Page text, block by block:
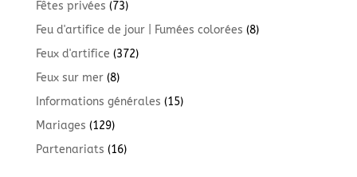
Fêtes privées (73)
Feu d'artifice de jour | Fumées colorées (8)
Feux d'artifice (372)
Feux sur mer(8)
Informations générales (15)
Mariages (129)
Partenariats (16)